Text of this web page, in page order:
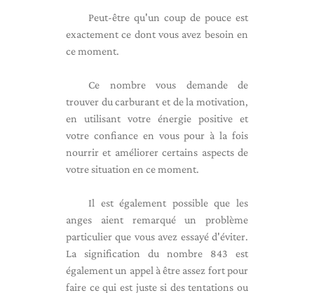
Peut-être qu'un coup de pouce est
exactement ce dont vous avez besoin en
ce moment.
Ce nombre vous demande de
trouver du carburant et de la motivation,
en utilisant votre énergie positive et
votre confiance en vous pour à la fois
nourrir et améliorer certains aspects de
votre situation en ce moment.
Il est également possible que les
anges aient remarqué un problème
particulier que vous avez essayé d'éviter.
La signification du nombre 843 est
également un appel à être assez fort pour
faire ce qui est juste si des tentations ou